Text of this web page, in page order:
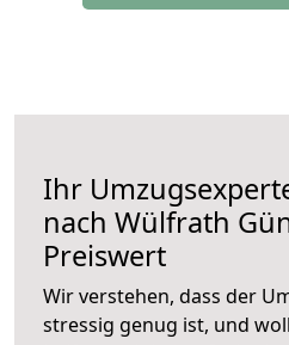
Ihr
nach Wülfrath
Preiswert
Wir verstehen, dass der
stressig genug ist, und